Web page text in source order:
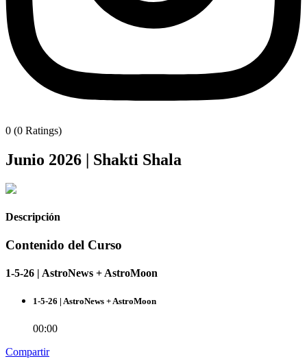
0 (0 Ratings)
Junio 2026 | Shakti Shala
Descripción
Contenido del Curso
1-5-26 | AstroNews + AstroMoon
1-5-26 | AstroNews + AstroMoon
00:00
Compartir